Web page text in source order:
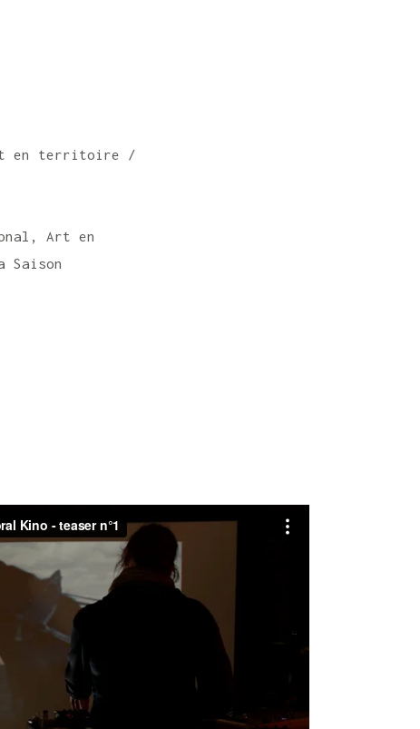
en territoire /
Art en
Saison